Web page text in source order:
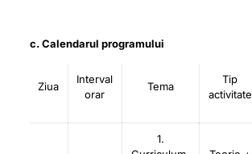
c. Calendarul programului
Ziua
Interval
orar
Tema
Tip
activitate
1.